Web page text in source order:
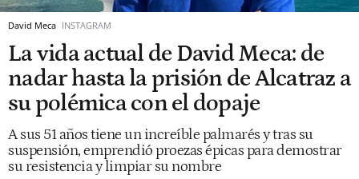
David Meca INSTAGRAM
La vida actual de David Meca: de
nadar hasta la prisión de Alcatraz a
su polémica con el dopaje
A sus 51 años tiene un increíble palmarés y tras su
suspensión, emprendió proezas épicas para demostrar
su resistencia y limpiar su nombre